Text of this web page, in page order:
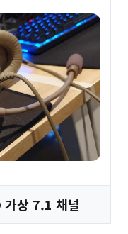
상 7.1 채널